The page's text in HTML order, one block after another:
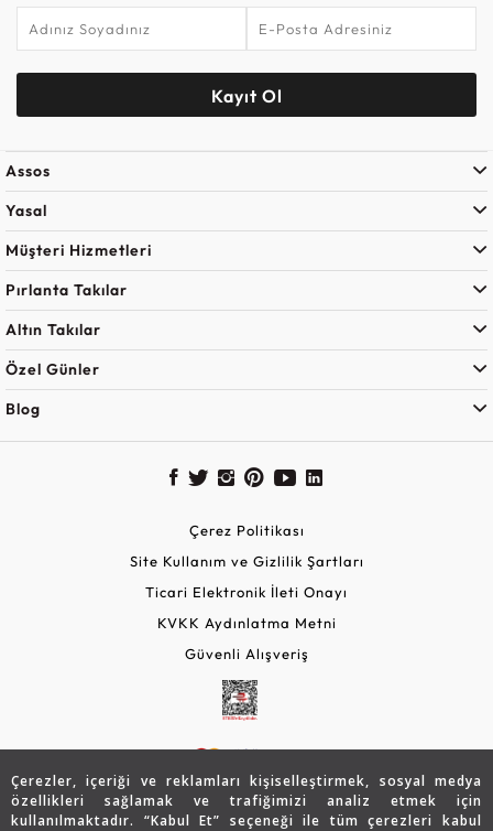
Çerezler, içeriği ve reklamları kişiselleştirmek, sosyal medya
özellikleri sağlamak ve trafiğimizi analiz etmek için
kullanılmaktadır. “Kabul Et” seçeneği ile tüm çerezleri kabul
Kayıt Ol
Assos
Yasal
Müşteri Hizmetleri
Pırlanta Takılar
Altın Takılar
Özel Günler
Blog
Çerez Politikası
Site Kullanım ve Gizlilik Şartları
Ticari Elektronik İleti Onayı
KVKK Aydınlatma Metni
Güvenli Alışveriş